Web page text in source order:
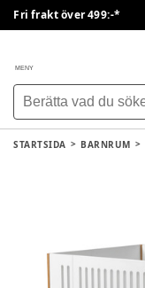
Fri frakt över 499:-*
MENY
STARTSIDA BARNRUM